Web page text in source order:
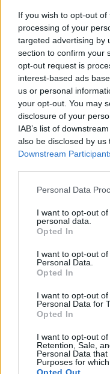
If you wish to opt-out
processing of your
targeted advertising by
section to confirm your
opt-out request is
interest-based ads
us or personal
your opt-out. You may
disclosure of your
IAB’s list of
also be disclosed by
Downstream
Personal Data
I want to opt-out
personal data.
Opted In
I want to opt-out
Personal Data.
Opted In
I want to opt-out
Personal Data for
Opted In
I want to opt-out of
Retention, Sale,
Personal Data
Purposes for
Opted Out
vykstant 3G
„Teltonika
E. Rakicko
ateityje – nes
Susiję
„Mezon“